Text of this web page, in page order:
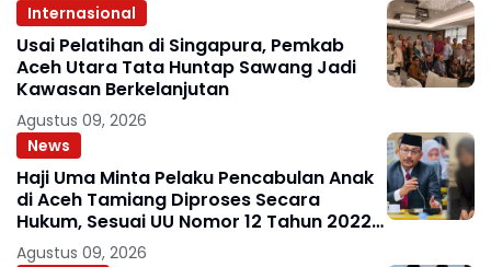
Internasional
Usai Pelatihan di Singapura, Pemkab
Aceh Utara Tata Huntap Sawang Jadi
Kawasan Berkelanjutan
Agustus 09, 2026
News
Haji Uma Minta Pelaku Pencabulan Anak
di Aceh Tamiang Diproses Secara
Hukum, Sesuai UU Nomor 12 Tahun 2022
Tentang TPKS
Agustus 09, 2026